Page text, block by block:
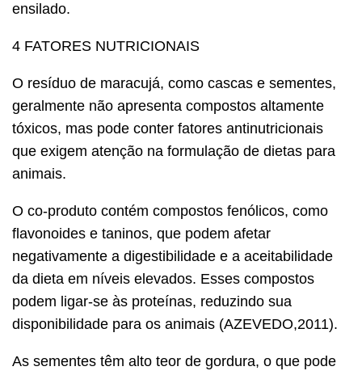
ensilado.
4 FATORES NUTRICIONAIS
O resíduo de maracujá, como cascas e sementes,
geralmente não apresenta compostos altamente
tóxicos, mas pode conter fatores antinutricionais
que exigem atenção na formulação de dietas para
animais.
O co-produto contém compostos fenólicos, como
flavonoides e taninos, que podem afetar
negativamente a digestibilidade e a aceitabilidade
da dieta em níveis elevados. Esses compostos
podem ligar-se às proteínas, reduzindo sua
disponibilidade para os animais (AZEVEDO,2011).
As sementes têm alto teor de gordura, o que pode